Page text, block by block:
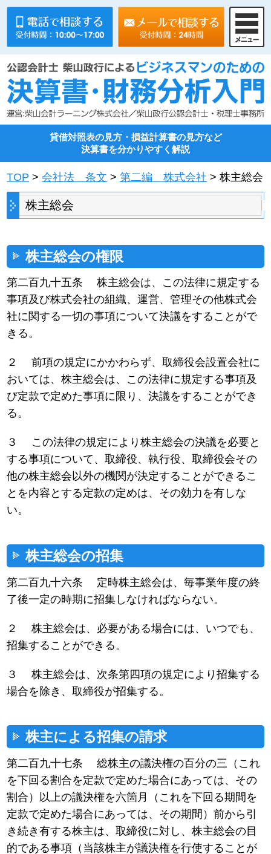
貸借対照表の見方・損益計算書の見方など
決算書を分かりやすく解説
TOP >会社法 条文 >第二編 株式会社 > 株主総会
株主総会
株主総会の権限
第二百九十五条 株主総会は、この法律に規定する
事項及び株式会社の組織、運営、管理その他株式会
社に関する一切の事項について決議をすることがで
きる。
２ 前項の規定にかかわらず、取締役会設置会社に
おいては、株主総会は、この法律に規定する事項及
び定款で定めた事項に限り、決議をすることができ
る。
３ この法律の規定により株主総会の決議を必要と
する事項について、取締役、執行役、取締役会その
他の株主総会以外の機関が決定することができるこ
とを内容とする定款の定めは、その効力を有しな
い。
株主総会の招集
第二百九十六条 定時株主総会は、毎事業年度の終
了後一定の時期に招集しなければならない。
２ 株主総会は、必要がある場合には、いつでも、
招集することができる。
３ 株主総会は、次条第四項の規定により招集する
場合を除き、取締役が招集する。
株主による招集の請求
第二百九十七条 総株主の議決権の百分の三（これ
を下回る割合を定款で定めた場合にあっては、その
割合）以上の議決権を六箇月（これを下回る期間を
定款で定めた場合にあっては、その期間）前から引
き続き有する株主は、取締役に対し、株主総会の目
的である事項（当該株主が議決権を行使することが